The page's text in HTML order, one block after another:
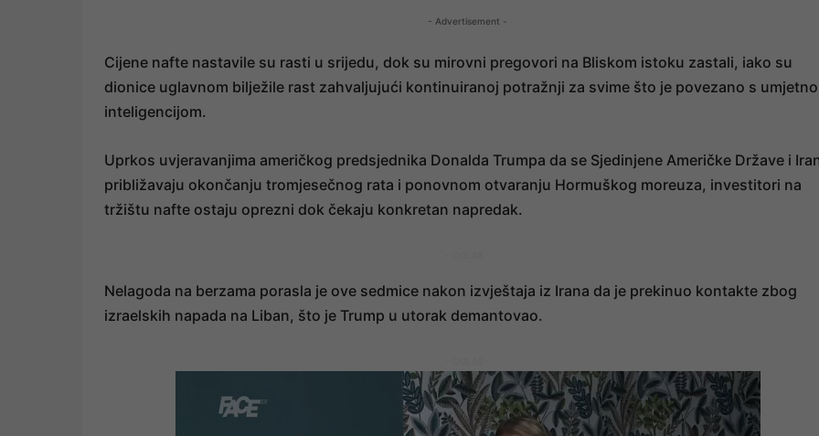
- Advertisement -
Cijene nafte nastavile su rasti u srijedu, dok su mirovni pregovori na Bliskom istoku zastali, iako su
dionice uglavnom bilježile rast zahvaljujući kontinuiranoj potražnji za svime što je povezano s
inteligencijom.
Uprkos uvjeravanjima američkog predsjednika Donalda Trumpa da se Sjedinjene Američke Države i
približavaju okončanju tromjesečnog rata i ponovnom otvaranju Hormuškog moreuza, investitori na
tržištu nafte ostaju oprezni dok čekaju konkretan napredak.
Nelagoda na berzama porasla je ove sedmice nakon izvještaja iz Irana da je prekinuo kontakte zbog
izraelskih napada na Liban, što je Trump u utorak demantovao.